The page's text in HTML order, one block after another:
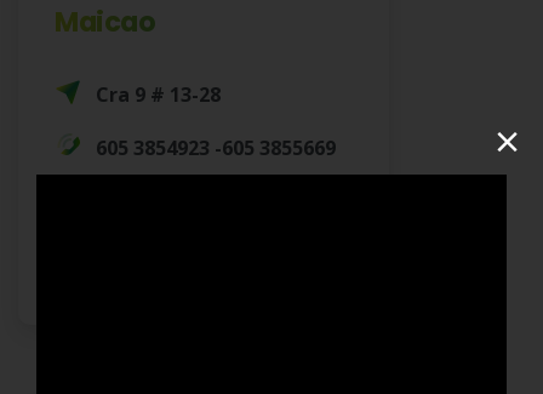
Maicao
Cra 9 # 13-28
605 3854923 -605 3855669
×